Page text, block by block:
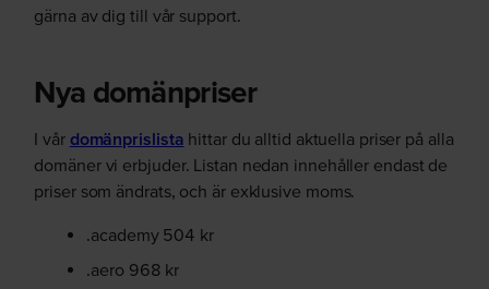
gärna av dig till vår support.
Nya domänpriser
I vår domänprislista hittar du alltid aktuella priser på alla
domäner vi erbjuder. Listan nedan innehåller endast de
priser som ändrats, och är exklusive moms.
.academy 504 kr
.aero 968 kr